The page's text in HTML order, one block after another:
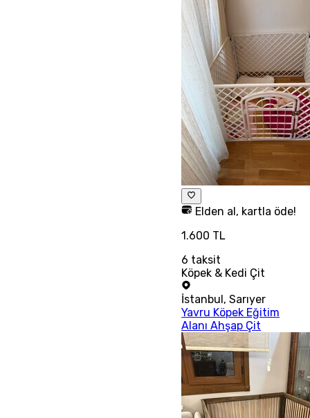
Elden al, kartla öde!
1.600 TL
6 taksit
Köpek & Kedi Çit
İstanbul,Sarıyer
Yavru Köpek Eğitim
Alanı Ahşap Çit